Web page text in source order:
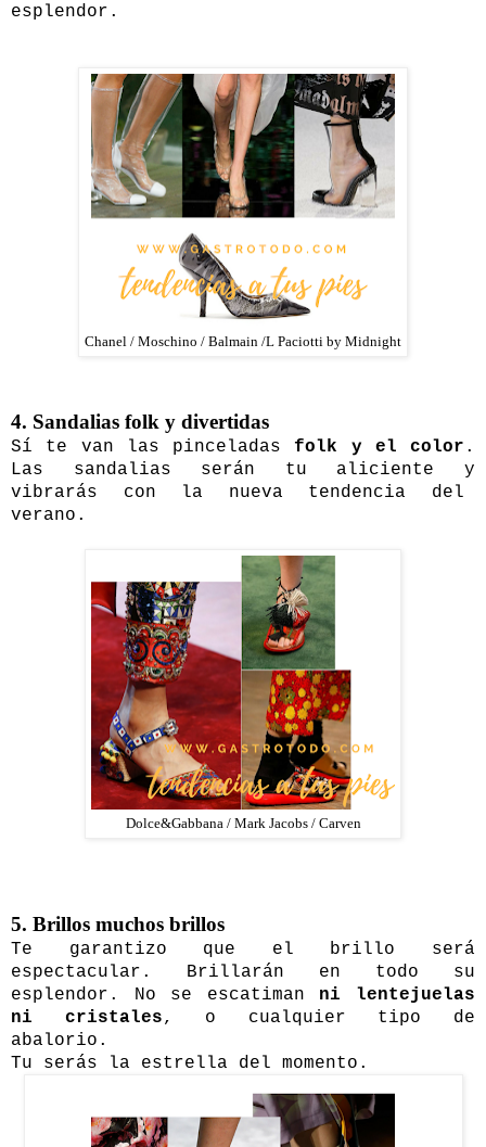
esplendor.
Chanel / Moschino / Balmain /L Paciotti by Midnight
4. Sandalias folk y divertidas
Sí te van las pinceladas folk y el color .
Las sandalias serán tu aliciente y
vibrarás con la nueva tendencia del
verano.
Dolce&Gabbana / Mark Jacobs / Carven
5. Brillos muchos brillos
Te garantizo que el brillo será
espectacular. Brillarán en todo su
esplendor. No se escatiman ni lentejuelas
ni cristales, o cualquier tipo de
abalorio.
Tu serás la estrella del momento.